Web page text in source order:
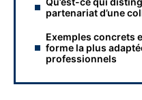
partenariat d’une
Exemples concrets
forme la plus
professionnels